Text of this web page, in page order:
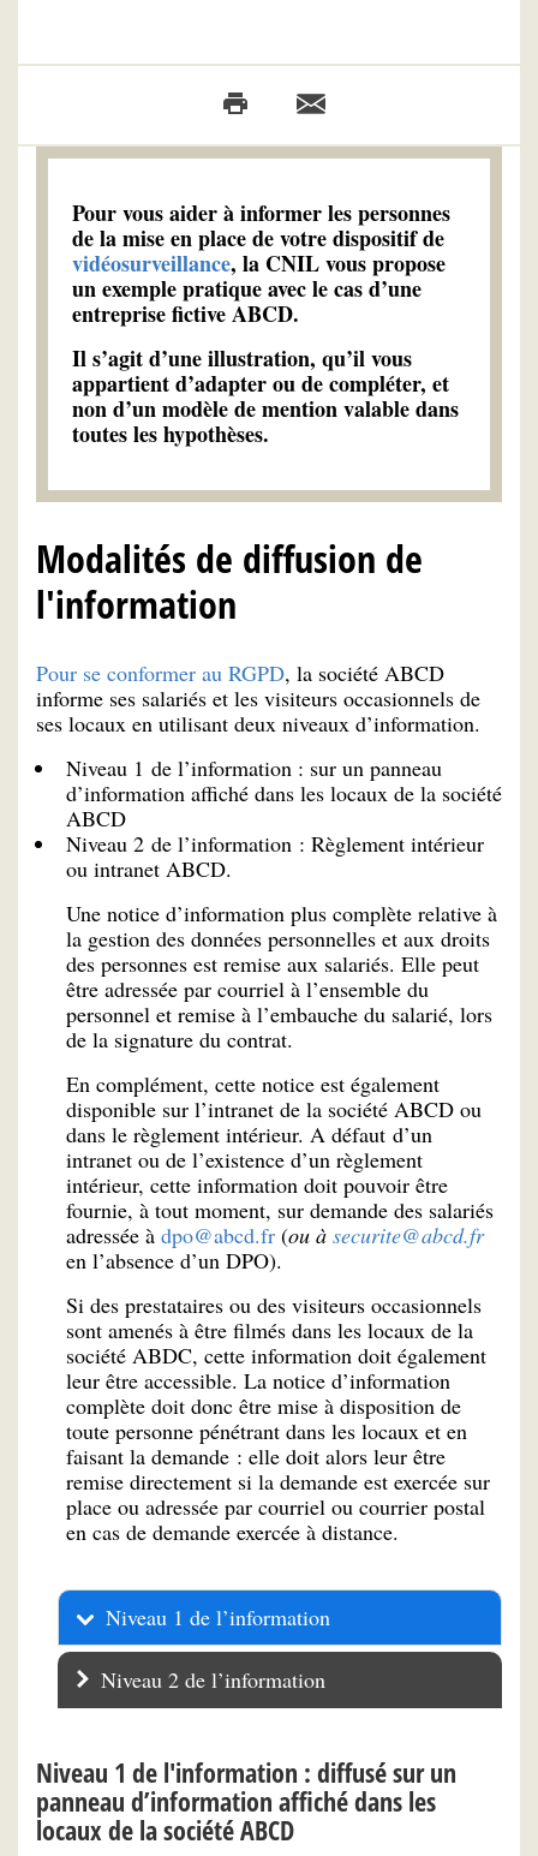
Pour vous aider à informer les personnes
de la mise en place de votre dispositif de
vidéosurveillance, la CNIL vous propose
un exemple pratique avec le cas d’une
entreprise fictive ABCD.
Il s’agit d’une illustration, qu’il vous
appartient d’adapter ou de compléter, et
non d’un modèle de mention valable dans
toutes les hypothèses.
Modalités de diffusion de
l'information
Pour se conformer au RGPD, la société ABCD
informe ses salariés et les visiteurs occasionnels de
ses locaux en utilisant deux niveaux d’information.
Niveau 1 de l’information : sur un panneau
d’information affiché dans les locaux de la société
ABCD
Niveau 2 de l’information : Règlement intérieur
ou intranet ABCD.
Une notice d’information plus complète relative à
la gestion des données personnelles et aux droits
des personnes est remise aux salariés. Elle peut
être adressée par courriel à l’ensemble du
personnel et remise à l’embauche du salarié, lors
de la signature du contrat.
En complément, cette notice est également
disponible sur l’intranet de la société ABCD ou
dans le règlement intérieur. A défaut d’un
intranet ou de l’existence d’un règlement
intérieur, cette information doit pouvoir être
fournie, à tout moment, sur demande des salariés
adressée à dpo@abcd.fr (ou à securite@abcd.fr
en l’absence d’un DPO).
Si des prestataires ou des visiteurs occasionnels
sont amenés à être filmés dans les locaux de la
société ABDC, cette information doit également
leur être accessible. La notice d’information
complète doit donc être mise à disposition de
toute personne pénétrant dans les locaux et en
faisant la demande : elle doit alors leur être
remise directement si la demande est exercée sur
place ou adressée par courriel ou courrier postal
en cas de demande exercée à distance.
Niveau 1 de l’information
Niveau 2 de l’information
Niveau 1 de l'information : diffusé sur un
panneau d’information affiché dans les
locaux de la société ABCD